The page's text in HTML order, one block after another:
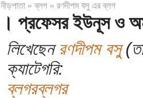
নীড়পাতা»ব্লগ» রণদীপম বসু এর ব্লগ
। প্রফেসর ইউনূস ও
লিখেছেনরণদীপম বসু
ক্যাটেগরি:
ব্লগরব্লগর